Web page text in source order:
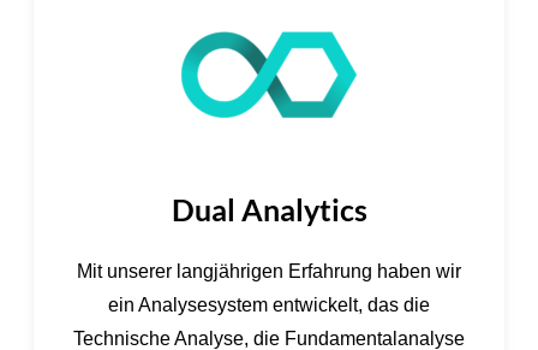
Dual Analytics
Mit unserer langjährigen Erfahrung haben wir
ein Analysesystem entwickelt, das die
Technische Analyse, die Fundamentalanalyse